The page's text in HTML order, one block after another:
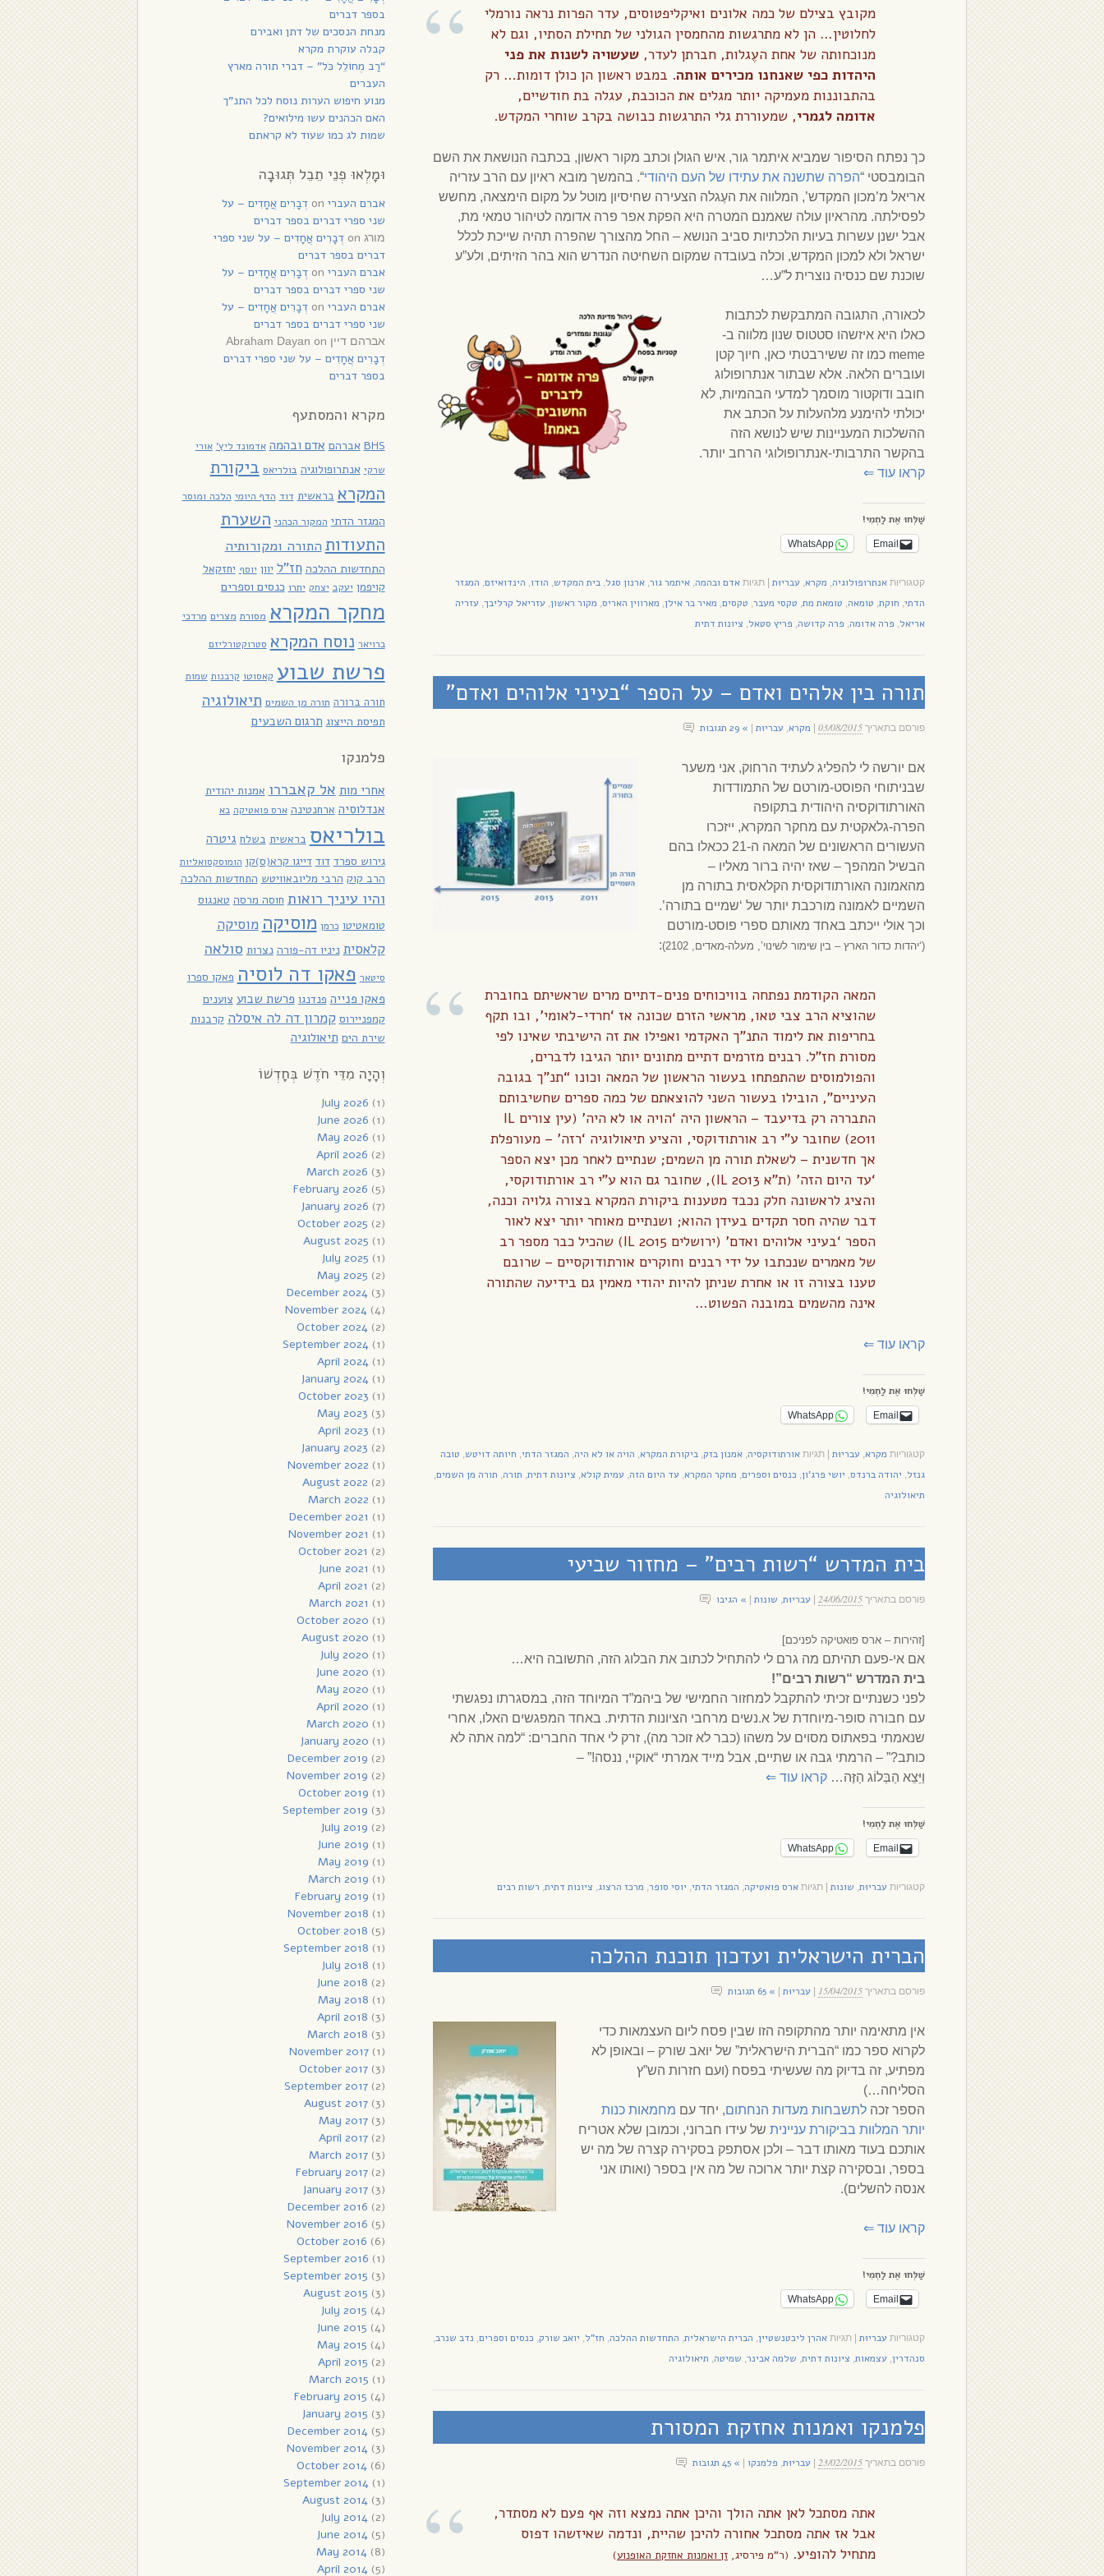
מקובץ בצילם של כמה אלונים ואיקליפטוסים, עדר הפרות נראה נורמלי
לחלוטין… הן לא מתרגשות מהחמסין הגולני של תחילת הסתיו, וגם לא
מנוכחותה של אחת העֶגלות, חברתן לעדר, שעשויה לשנות את פני
היהדות כפי שאנחנו מכירים אותה. במבט ראשון הן כולן דומות… רק
בהתבוננות מעמיקה יותר מגלים את הכוכבת, עגלה בת חודשיים,
אדומה לגמרי, שמעוררת גלי התרגשות כבושה בקרב שוחרי המקדש.
כך נפתח הסיפור שמביא איתמר גור, איש הגולן וכתב מקור ראשון, בכתבה הנושאת את השם
הבומבסטי “הפרה שתשנה את עתידו של העם היהודי“. בהמשך מובא ראיון עם הרב עזריה
אריאל מ’מכון המקדש’, המלווה את העֶגלה הצעירה שחיסיון מוטל על מקום הימצאה, מחשש
לפסילתה. מהראיון עולה שאמנם המטרה היא הפקת אפר פרה אדומה לטיהור טמאי מת,
אבל ישנן עשרות בעיות הלכתיות סביב הנושא – החל מהצורך שהפרה תהיה שייכת לכלל
ישראל ולא למכון המקדש, וכלה בעובדה שמקום השחיטה הנדרש הוא בהר הזיתים, ולע”ע
שוכנת שם כנסיה נוצרית ל”ע…
לכאורה, התגובה המתבקשת לכתבות
כאלו היא איזשהו סטטוס שנון מלווה ב-
meme כמו זה ששירבטתי כאן, חיוך קטן
ועוברים הלאה. אלא שבתור אנתרופולוג
חובב ודוקטור מוסמך למדעי הבהמיות, לא
יכולתי להימנע מלהעלות על הכתב את
ההשלכות המעניינות שיש לנושא הזה
בהקשר התרבותי-אנתרופולוגי הרחב יותר.
קראו עוד ⇐
שַׁלְּחוּ אֶת לַחְמִי!
Email
WhatsApp
קטגוריות אנתרופולוגיה, מקרא, עבריוּת תגיות אדם ובהמה, איתמר גור, ארנון סגל, בית המקדש, הודו, הינדואיזם, המגזר
הדתי, חוקת, טומאה, טומאת מת, טקסי מעבר, טקסים, מאיר בר אילן, מארווין האריס, מקור ראשון, עזריאל קרליבך, עזריה
אריאל, פרה אדומה, פרה קדושה, פריץ סטאל, ציונות דתית
תורה בין אלהים ואדם – על הספר “בעיני אלוהים ואדם”
פורסם בתאריך 03/08/2015 מקרא, עבריוּת » 29 תגובות
אם יורשה לי להפליג לעתיד הרחוק, אני משער
שבניתוחי הפוסט-מורטם של התמודדות
האורתודוקסיה היהודית בתקופה
הפרה-גלאקטית עם מחקר המקרא, ייזכרו
העשורים הראשונים של המאה ה-21 ככאלו בהם
הבשיל המהפך – שאז יהיה ברור מאליו –
מהאמונה האורתודוקסית הקלאסית בתורה מן
השמיים לאמונה מורכבת יותר של ‘שמיים בתורה’.
וכך אולי ייכתב באחד מאותם ספרי פוסט-מורטם
(‘יהדות כדור הארץ – בין שימור לשינוי’, מעלה-מאדים, 2102) :
המאה הקודמת נפתחה בוויכוחים פנים-דתיים מרים שראשיתם בחוברת
שהוציא הרב צבי טאו, מראשי הזרם שכונה אז ‘חרדי-לאומי’, ובו תקף
בחריפות את לימוד התנ”ך האקדמי ואפילו את זה הישיבתי שאינו לפי
מסורת חז”ל. רבנים מזרמים דתיים מתונים יותר הגיבו לדברים,
והפולמוסים שהתפתחו בעשור הראשון של המאה וכונו “תנ”ך בגובה
העיניים”, הובילו בעשור השני להוצאתם של כמה ספרים שחשיבותם
התבררה רק בדיעבד – הראשון היה ‘הויה או לא היה’ (עין צורים IL
2011) שחובר ע”י רב אורתודוקסי, והציע תיאולוגיה ‘רזה’ – מעורפלת
אך חדשנית – לשאלת תורה מן השמים; שנתיים לאחר מכן יצא הספר
‘עד היום הזה’ (ת”א IL 2013), שחובר גם הוא ע”י רב אורתודוקסי,
והציג לראשונה חלק נכבד מטענות ביקורת המקרא בצורה גלויה וכנה,
דבר שהיה חסר תקדים בעידן ההוא; ושנתיים מאוחר יותר יצא לאור
הספר ‘בעיני אלוהים ואדם’ (ירושלים IL 2015) שהכיל כבר מספר רב
של מאמרים שנכתבו על ידי רבנים וחוקרים אורתודוקסיים – שרובם
טענו בצורה זו או אחרת שניתן להיות יהודי מאמין גם בידיעה שהתורה
אינה מהשמים במובנה הפשוט…
קראו עוד ⇐
שַׁלְּחוּ אֶת לַחְמִי!
Email
WhatsApp
קטגוריות מקרא, עבריוּת תגיות אורתודוקסיה, אמנון בזק, ביקורת המקרא, הויה או לא היה, המגזר הדתי, חיותה דויטש, טובה
גנזל, יהודה ברנדס, יושי פרג'ון, כנסים וספרים, מחקר המקרא, עד היום הזה, עמית קולא, ציונות דתית, תורה, תורה מן השמים,
תיאולוגיה
בית המדרש “רשות רבים” – מחזור שביעי
פורסם בתאריך 24/06/2015 עבריוּת, שונות » הגיבו
[זהירות – ארס פואטיקה לפניכם]
אם אי-פעם תהיתם מה גרם לי להתחיל לכתוב את הבלוג הזה, התשובה היא…
בית המדרש “רשות רבים”!
לפני כשנתיים זכיתי להתקבל למחזור החמישי של ביהמ”ד המיוחד הזה, במסגרתו נפגשתי
עם חבורה סופר-מיוחדת של א.נשים מרחבי הציונות הדתית. באחד המפגשים האלו, אחרי
שנאמתי בפאתוס מסוים על משהו (כבר לא זוכר מה), זרק לי אחד החברים: “למה אתה לא
כותב?” – הרמתי גבה או שתיים, אבל מייד אמרתי “אוקיי, ננסה!” –
וַיֵּצֵא הַבְּלוֹג הַזֶּה… קראו עוד ⇐
שַׁלְּחוּ אֶת לַחְמִי!
Email
WhatsApp
קטגוריות עבריוּת, שונות תגיות ארס פואטיקה, המגזר הדתי, יוסי סופר, מרכז הרצוג, ציונות דתית, רשות רבים
הברית הישראלית ועדכון תוכנת ההלכה
פורסם בתאריך 15/04/2015 עבריוּת » 65 תגובות
אין מתאימה יותר מהתקופה הזו שבין פסח ליום העצמאות כדי
לקרוא ספר כמו “הברית הישראלית” של יואב שורק – ובאופן לא
מפתיע, זה בדיוק מה שעשיתי בפסח (ועם חזרות הש”ץ
הסליחה…)
הספר זכה לתשבחות מעדות הנחתום, יחד עם מחמאות כנות
יותר המלוות בביקורת עניינית של עידו חברוני, וכמובן שלא אטריח
אותכם בעוד מאותו דבר – ולכן אסתפק בסקירה קצרה של מה יש
בספר, ובסקירה קצת יותר ארוכה של מה אין בספר (ואותו אני
אנסה להשלים).
קראו עוד ⇐
שַׁלְּחוּ אֶת לַחְמִי!
Email
WhatsApp
קטגוריות עבריוּת תגיות אהרן ליכטנשטיין, הברית הישראלית, התחדשות ההלכה, חז"ל, יואב שורק, כנסים וספרים, נדב שנרב,
סנהדרין, עצמאות, ציונות דתית, שלמה אבינר, שמיטה, תיאולוגיה
פלמנקו ואמנות אחזקת המסורת
פורסם בתאריך 23/02/2015 עבריוּת, פלמנקו » 45 תגובות
אתה מסתכל לאן אתה הולך והיכן אתה נמצא וזה אף פעם לא מסתדר,
אבל אז אתה מסתכל אחורה להיכן שהיית, ונדמה שאיזשהו דפוס
מתחיל להופיע. (ר”מ פירסיג, זן ואמנות אחזקת האופנוע)
בספר דברים
מנחת הנסכים של דתן ואבירם
קבלה עוקרת מקרא
“רַב מְחוֹלֵל כֹּל” – דברי תורה מארץ
העברים
מנוע חיפוש הערות נוסח לכל התנ”ך
האם הכהנים עשו מילואים?
שמות לג כמו שעוד לא קראתם
וּמָלְאוּ פְנֵי תֵבֵל תְּגוּבָה
אברם העברי
דְבָרִים אֲחָדִים – על
שני ספרי דברים בספר דברים
מורג
דְבָרִים אֲחָדִים – על שני ספרי
דברים בספר דברים
אברם העברי
דְבָרִים אֲחָדִים – על
שני ספרי דברים בספר דברים
אברם העברי
דְבָרִים אֲחָדִים – על
שני ספרי דברים בספר דברים
אברהם דיין Abraham Dayan on
דְבָרִים אֲחָדִים – על שני ספרי דברים
בספר דברים
מקרא והמסתעף
BHS אברהם אדם ובהמה אדמונד ליץ' אורי
שרקי אנתרופולוגיה בולריאס ביקורת
המקרא בראשית דוד הדף היומי הלכה ומוסר
המגזר הדתי המקור הכהני השערת
התעודות התורה ומקורותיה
התחדשות ההלכה חז"ל יוון יוסף יחזקאל
קויפמן יעקב יצחק יתרו כנסים וספרים
מחקר המקרא מסורת מצרים מרדכי
ברויאר נוסח המקרא סטרוקטורליזם
פרשת שבוע קאסוטו קרבנות שמות
תורה ברורה תורה מן השמים תיאולוגיה
תפיסת הייצוג תרגום השבעים
פלמנקו
אחרי מות אל קאבררו אמנות יהודית
אנדלוסיה ארחנטינה ארס פואטיקה בא
בולריאס בראשית בשלח גיטרה
גירוש ספרד דוד דייגו קרא(ס)קו הומוסקסואליות
הרב קוק הרבי מליובאוויטש התחדשות ההלכה
והיו עיניך רואות חוסה מרסה טאנגוס
טומאטיטו כרמן מוסיקה מוסיקה
קלאסית ניניו דה-פורה נצרות סולאה
סיטאר פאקו דה לוסיה פאקו ספרו
פאקו פנייה פנדנגו פרשת שבוע צוענים
קמפניירוס קמרון דה לה איסלה קרבנות
שירת הים תיאולוגיה
וְהָיָה מִדֵּי חֹדֶשׁ בְּחָדְשׁוֹ
July 2026 (1)
June 2026 (1)
May 2026 (1)
April 2026 (2)
March 2026 (3)
February 2026 (5)
January 2026 (7)
October 2025 (2)
August 2025 (1)
July 2025 (1)
May 2025 (2)
December 2024(3)
November 2024(4)
October 2024(2)
September 2024(1)
April 2024(1)
January 2024(1)
October 2023 (1)
May 2023 (3)
April 2023 (1)
January 2023 (2)
November 2022 (1)
August 2022 (2)
March 2022 (1)
December 2021 (1)
November 2021 (1)
October 2021 (2)
June 2021 (1)
April 2021 (2)
March 2021 (1)
October 2020 (1)
August 2020 (1)
July 2020 (1)
June 2020 (1)
May 2020 (1)
April 2020 (1)
March 2020 (1)
January 2020 (1)
December 2019 (2)
November 2019 (2)
October 2019 (1)
September 2019 (3)
July 2019 (2)
June 2019 (1)
May 2019 (1)
March 2019 (1)
February 2019 (1)
November 2018 (1)
October 2018 (5)
September 2018 (1)
July 2018 (1)
June 2018 (2)
May 2018 (1)
April 2018 (3)
March 2018 (3)
November 2017(1)
October 2017(3)
September 2017(2)
August 2017(3)
May 2017(3)
April 2017(2)
March 2017(3)
February 2017(2)
January 2017(3)
December 2016 (2)
November 2016 (5)
October 2016 (6)
September 2016 (1)
September 2015 (3)
August 2015 (3)
July 2015 (4)
June 2015 (4)
May 2015 (4)
April 2015 (2)
March 2015 (1)
February 2015 (4)
January 2015 (3)
December 2014(5)
November 2014(3)
October 2014(6)
September 2014(1)
August 2014(3)
July 2014(2)
June 2014(5)
May 2014(8)
April 2014(5)